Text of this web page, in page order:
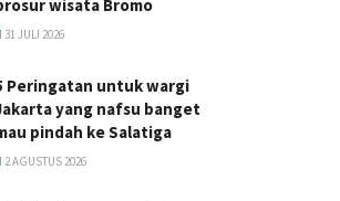
wisata Bromo
31 JULI 2026
Peringatan untuk wargi
yang nafsu banget
pindah ke Salatiga
2 AGUSTUS 2026